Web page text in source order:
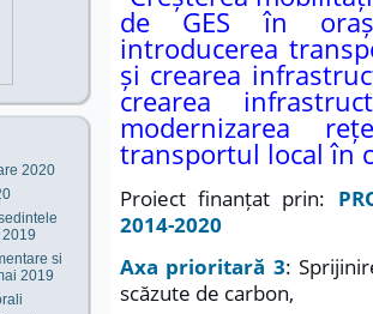
2020
si
2019
de GES în
introducerea
și crearea
crearea
modernizarea
transportul local în
Proiect finanțat prin:
2014-2020
Axa prioritară 3:
scăzute de carbon,